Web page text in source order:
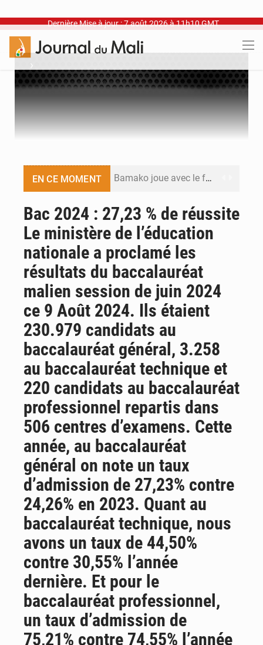
Dernière Mise à jour : 7 août 2026 à 11h10 GMT
›
EN CE MOMENT Bamako joue avec le feu
Dr Abdrahamane Tamboura, économiste
Bac 2024 : 27,23 % de réussite
Le ministère de l’éducation
nationale a proclamé les
résultats du baccalauréat
malien session de juin 2024
ce 9 Août 2024. Ils étaient
230.979 candidats au
baccalauréat général, 3.258
au baccalauréat technique et
220 candidats au baccalauréat
professionnel repartis dans
506 centres d’examens. Cette
année, au baccalauréat
général on note un taux
d’admission de 27,23% contre
24,26% en 2023. Quant au
baccalauréat technique, nous
avons un taux de 44,50%
contre 30,55% l’année
dernière. Et pour le
baccalauréat professionnel,
un taux d’admission de
75,21% contre 74,55% l’année